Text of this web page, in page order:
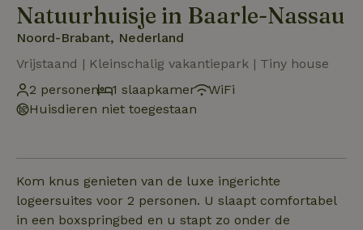
Natuurhuisje in Baarle-Nassau
Noord-Brabant, Nederland
Vrijstaand | Kleinschalig vakantiepark | Tiny house
2 personen
1 slaapkamer
WiFi
Huisdieren niet toegestaan
Kom knus genieten van de luxe ingerichte
logeersuites voor 2 personen. U slaapt comfortabel
in een boxspringbed en u stapt zo onder de